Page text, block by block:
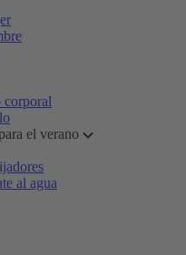
corporal
el verano
al agua